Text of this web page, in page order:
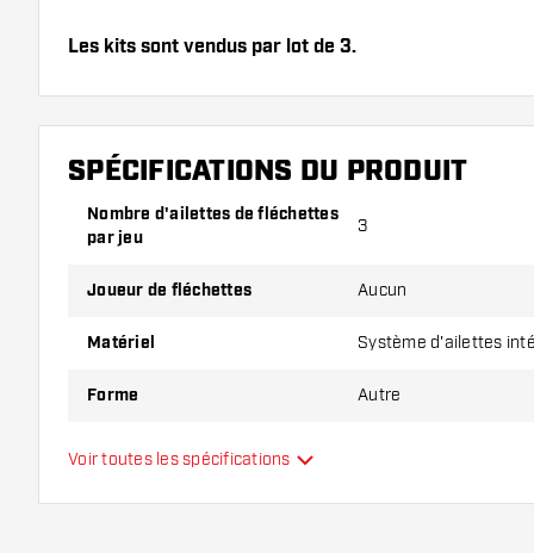
Les kits sont vendus par lot de 3.
Veillez à disposer d'un grand nombre d'ailettes et
endommagés ou cassés à l'usage.
Essayez une forme, un matériau ou une épaisseur
pour découvrir la variante qui vous convient le
SPÉCIFICATIONS DU PRODUIT
Nombre d'ailettes de fléchettes
par jeu
3
Joueur de fléchettes Aucun
Matériel Système d'ailettes
Forme Autre
Flexibilité
Voir toutes les spécifications